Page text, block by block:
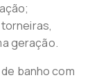
geração.
banho com